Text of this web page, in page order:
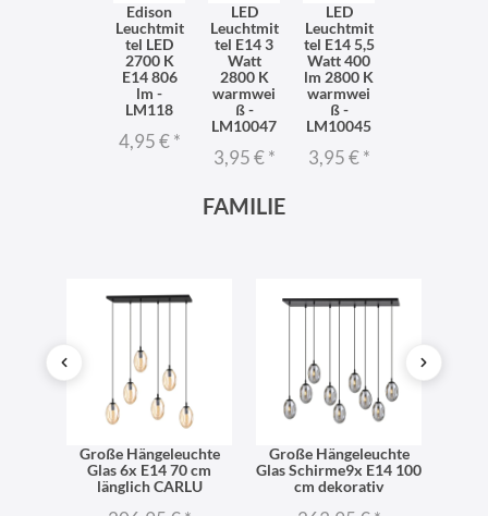
Edison
Leuchtmit
tel LED
2700 K
E14 806
lm -
LM118
4,95 €*
LED
Leuchtmit
tel E14 3
Watt
2800 K
warmwei
ß -
LM10047
3,95 €*
LED
Leuchtmit
tel E14 5,5
Watt 400
lm 2800 K
warmwei
ß -
LM10045
3,95 €*
FAMILIE
Große Hängeleuchte
Glas 6x E14 70 cm
länglich CARLU
Große Hängeleuchte
Glas Schirme9x E14 100
cm dekorativ